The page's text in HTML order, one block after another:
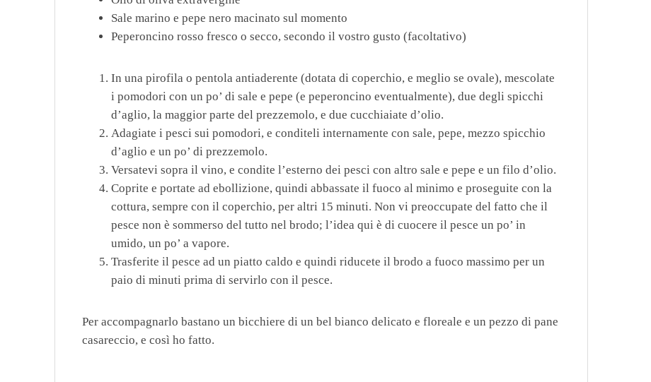
Sale marino e pepe nero macinato sul momento
Peperoncino rosso fresco o secco, secondo il vostro gusto (facoltativo)
In una pirofila o pentola antiaderente (dotata di coperchio, e meglio se ovale), mescolate
i pomodori con un po’ di sale e pepe (e peperoncino eventualmente), due degli spicchi
d’aglio, la maggior parte del prezzemolo, e due cucchiaiate d’olio.
Adagiate i pesci sui pomodori, e conditeli internamente con sale, pepe, mezzo spicchio
d’aglio e un po’ di prezzemolo.
Versatevi sopra il vino, e condite l’esterno dei pesci con altro sale e pepe e un filo d’olio.
Coprite e portate ad ebollizione, quindi abbassate il fuoco al minimo e proseguite con la
cottura, sempre con il coperchio, per altri 15 minuti. Non vi preoccupate del fatto che il
pesce non è sommerso del tutto nel brodo; l’idea qui è di cuocere il pesce un po’ in
umido, un po’ a vapore.
Trasferite il pesce ad un piatto caldo e quindi riducete il brodo a fuoco massimo per un
paio di minuti prima di servirlo con il pesce.
Per accompagnarlo bastano un bicchiere di un bel bianco delicato e floreale e un pezzo di pane
casareccio, e così ho fatto.